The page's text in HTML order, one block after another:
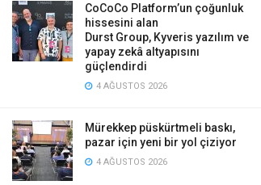
CoCoCo Platform’un çoğunluk
hissesini alan
Durst Group, Kyveris yazılım ve
yapay zekâ altyapısını
güçlendirdi
4 AĞUSTOS 2026
Mürekkep püskürtmeli baskı,
pazar için yeni bir yol çiziyor
4 AĞUSTOS 2026